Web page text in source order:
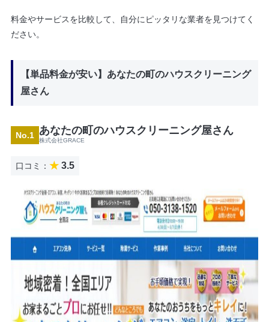
料金やサービスを比較して、自分にピッタリな業者を見つけてく
ださい。
【単品料金が安い】あなたの町のハウスクリーニング
屋さん
No.1 あなたの町のハウスクリーニング屋さん
株式会社GRACE
口コミ： ★3.5